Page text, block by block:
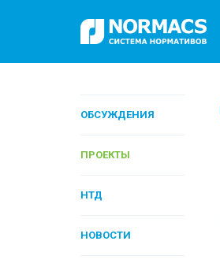
ОБСУЖДЕНИЯ
ПРОЕКТЫ
НТД
НОВОСТИ